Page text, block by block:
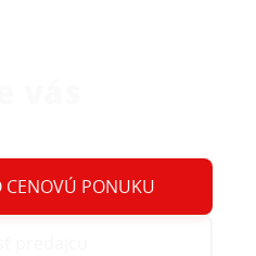
CENOVÚ PONUKU